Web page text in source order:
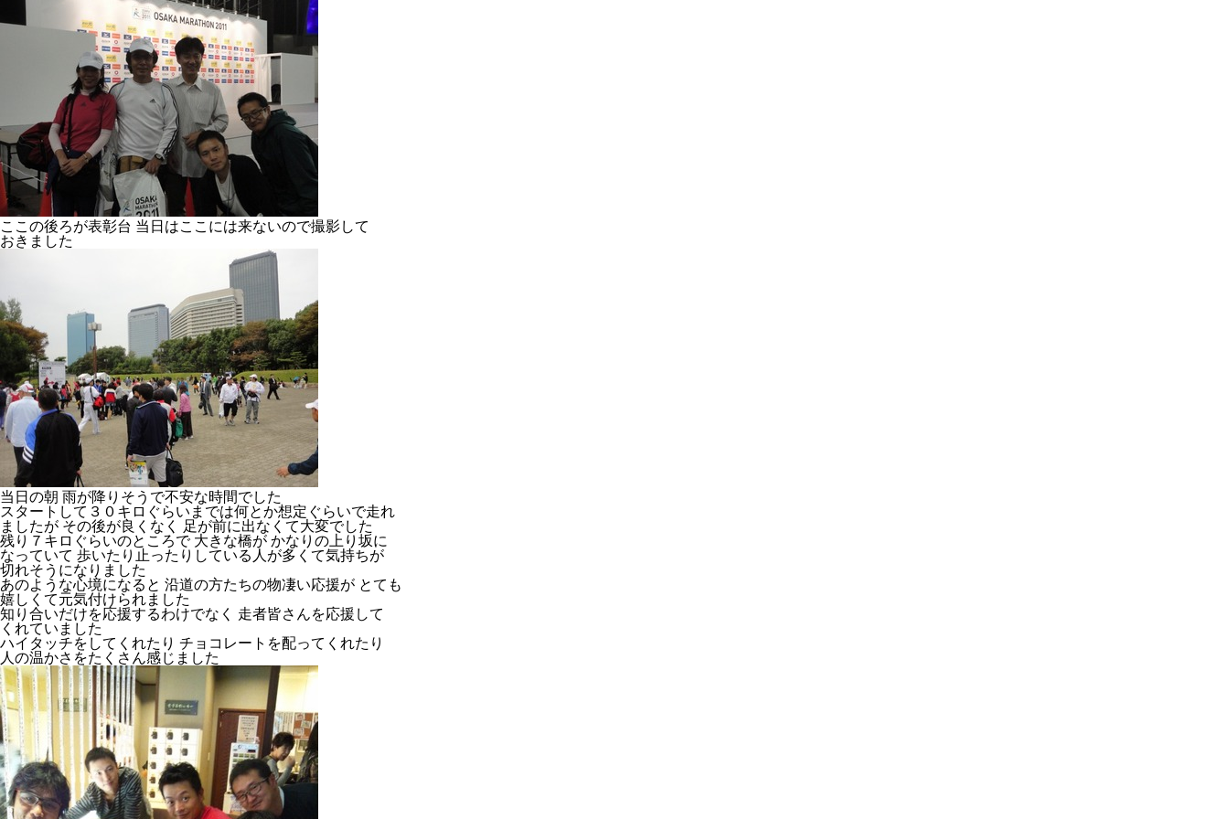
ここの後ろが表彰台 当日はここには来ないので撮影して
おきました
当日の朝 雨が降りそうで不安な時間でした
スタートして３０キロぐらいまでは何とか想定ぐらいで走れ
ましたが その後が良くなく 足が前に出なくて大変でした
残り７キロぐらいのところで 大きな橋が かなりの上り坂に
なっていて 歩いたり止ったりしている人が多くて気持ちが
切れそうになりました
あのような心境になると 沿道の方たちの物凄い応援が とても
嬉しくて元気付けられました
知り合いだけを応援するわけでなく 走者皆さんを応援して
くれていました
ハイタッチをしてくれたり チョコレートを配ってくれたり
人の温かさをたくさん感じました